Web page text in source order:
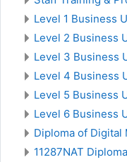
Level 1 Business
Level 2 Business
Level 3 Business
Level 4 Business
Level 5 Business
Level 6 Business
Diploma of Digital
11287NAT